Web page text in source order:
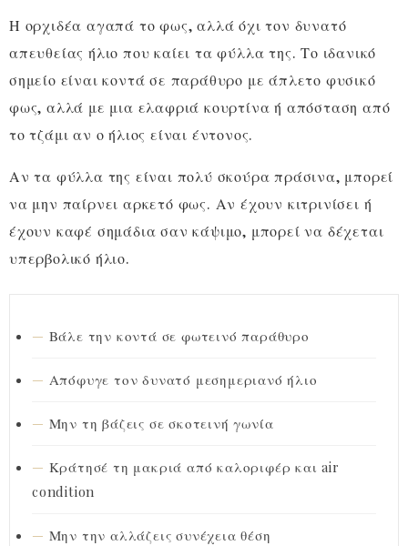
Η ορχιδέα αγαπά το φως, αλλά όχι τον δυνατό
απευθείας ήλιο που καίει τα φύλλα της. Το ιδανικό
σημείο είναι κοντά σε παράθυρο με άπλετο φυσικό
φως, αλλά με μια ελαφριά κουρτίνα ή απόσταση από
το τζάμι αν ο ήλιος είναι έντονος.
Αν τα φύλλα της είναι πολύ σκούρα πράσινα, μπορεί
να μην παίρνει αρκετό φως. Αν έχουν κιτρινίσει ή
έχουν καφέ σημάδια σαν κάψιμο, μπορεί να δέχεται
υπερβολικό ήλιο.
Βάλε την κοντά σε φωτεινό παράθυρο
Απόφυγε τον δυνατό μεσημεριανό ήλιο
Μην τη βάζεις σε σκοτεινή γωνία
Κράτησέ τη μακριά από καλοριφέρ και air
condition
Μην την αλλάζεις συνέχεια θέση